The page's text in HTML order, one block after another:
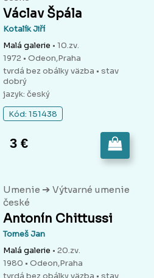
Václav Špála
Kotalík Jiří
Malá galerie • 10.zv.
1972 • Odeon,Praha
tvrdá bez obálky väzba • stav
dobrý
jazyk: český
Kód: 151438
3 €
Umenie ➔ Výtvarné umenie
české
Antonín Chittussi
Tomeš Jan
Malá galerie • 20.zv.
1980 • Odeon,Praha
tvrdá bez obálky väzba • stav